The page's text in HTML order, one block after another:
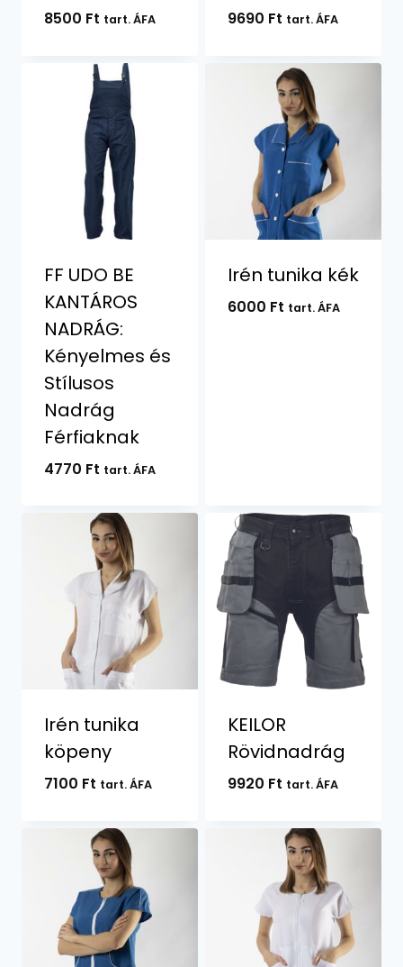
8500 Ft tart. ÁFA 9690 Ft tart. ÁFA
FF UDO BE
KANTÁROS
NADRÁG:
Kényelmes és
Stílusos
Nadrág
Férfiaknak
4770 Ft tart. ÁFA
Irén tunika kék
6000 Ft tart. ÁFA
Irén tunika
köpeny
7100 Ft tart. ÁFA
KEILOR
Rövidnadrág
9920 Ft tart. ÁFA